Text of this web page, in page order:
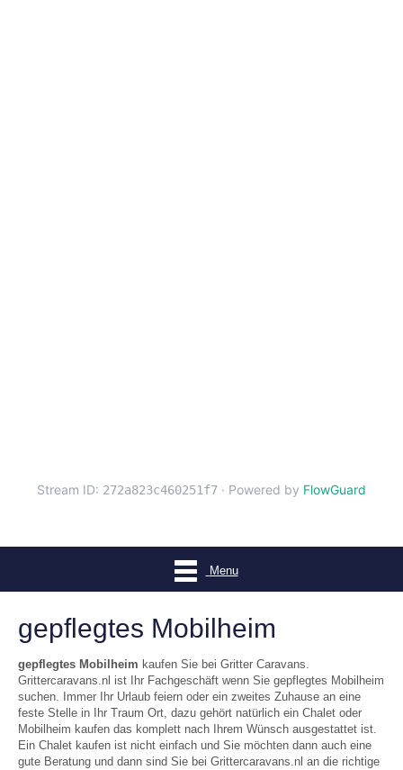
Menu
gepflegtes Mobilheim
gepflegtes Mobilheim kaufen Sie bei Gritter Caravans.
Grittercaravans.nl ist Ihr Fachgeschäft wenn Sie gepflegtes Mobilheim
suchen. Immer Ihr Urlaub feiern oder ein zweites Zuhause an eine
feste Stelle in Ihr Traum Ort, dazu gehört natürlich ein Chalet oder
Mobilheim kaufen das komplett nach Ihrem Wünsch ausgestattet ist.
Ein Chalet kaufen ist nicht einfach und Sie möchten dann auch eine
gute Beratung und dann sind Sie bei Grittercaravans.nl an die richtige